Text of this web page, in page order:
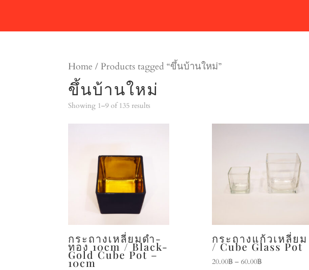
Home / Products tagged “ขึ้นบ้านใหม่”
ขึ้นบ้านใหม่
Showing 1–9 of 135 results
กระถางเหลี่ยมดำ-
ทอง 10cm / Black-
Gold Cube Pot –
10cm
กระถางแก้วเหลี่ยม
/ Cube Glass Pot
20.00฿ –60.00฿